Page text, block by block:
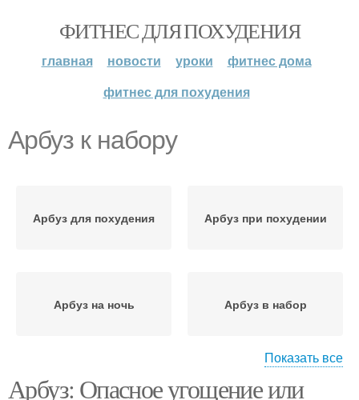
ФИТНЕС ДЛЯ ПОХУДЕНИЯ
главная новости уроки
фитнес дома
фитнес для похудения
Арбуз к набору
Арбуз для похудения Арбуз при похудении
Арбуз на ночь Арбуз в набор
Арбуз для пищеварения Арбуз для обмена
Показать все
Арбуз: Опасное угощение или